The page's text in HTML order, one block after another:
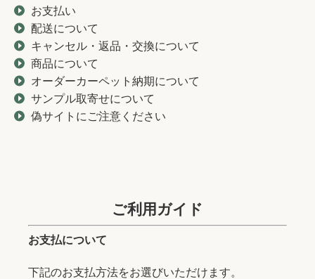
お支払い
配送について
キャンセル・返品・交換について
商品について
オーダーカーペット納期について
サンプル取寄せについて
偽サイトにご注意ください
ご利用ガイド
お支払について
下記のお支払方法をお選びいただけます。